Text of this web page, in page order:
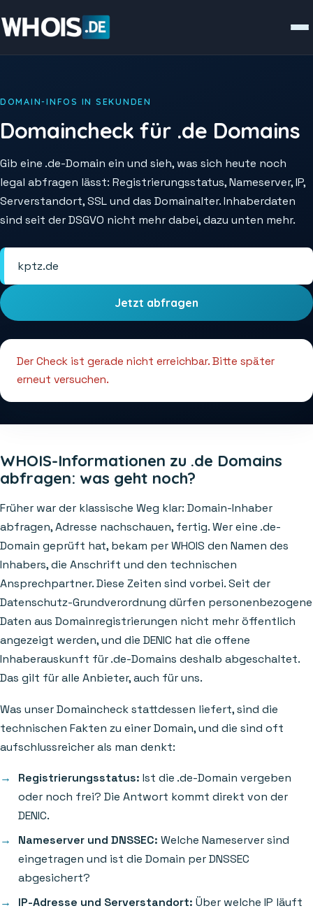
DOMAIN-INFOS IN SEKUNDEN
Domaincheck für .de Domains
Gib eine .de-Domain ein und sieh, was sich heute noch
legal abfragen lässt: Registrierungsstatus, Nameserver, IP,
Serverstandort, SSL und das Domainalter. Inhaberdaten
sind seit der DSGVO nicht mehr dabei, dazu unten mehr.
Jetzt abfragen
Der Check ist gerade nicht erreichbar. Bitte später
erneut versuchen.
WHOIS-Informationen zu .de Domains
abfragen: was geht noch?
Früher war der klassische Weg klar: Domain-Inhaber
abfragen, Adresse nachschauen, fertig. Wer eine .de-
Domain geprüft hat, bekam per WHOIS den Namen des
Inhabers, die Anschrift und den technischen
Ansprechpartner. Diese Zeiten sind vorbei. Seit der
Datenschutz-Grundverordnung dürfen personenbezogene
Daten aus Domainregistrierungen nicht mehr öffentlich
angezeigt werden, und die DENIC hat die offene
Inhaberauskunft für .de-Domains deshalb abgeschaltet.
Das gilt für alle Anbieter, auch für uns.
Was unser Domaincheck stattdessen liefert, sind die
technischen Fakten zu einer Domain, und die sind oft
aufschlussreicher als man denkt:
Registrierungsstatus: Ist die .de-Domain vergeben
oder noch frei? Die Antwort kommt direkt von der
DENIC.
Nameserver und DNSSEC: Welche Nameserver sind
eingetragen und ist die Domain per DNSSEC
abgesichert?
IP-Adresse und Serverstandort: Über welche IP läuft